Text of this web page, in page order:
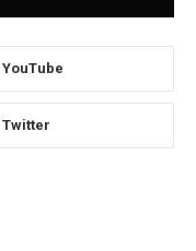
YouTube
Twitter